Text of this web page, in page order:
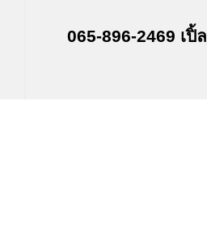
065-896-2469 เปิ้ล